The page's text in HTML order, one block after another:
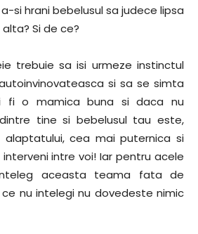
si hrani bebelusul sa judece lipsa
Si de ce?
trebuie sa isi urmeze instinctul
si sa se simta
fi o mamica buna si daca nu
tine si bebelusul tau este,
cea mai puternica si
intre voi! Iar pentru acele
aceasta teama fata de
nu intelegi nu dovedeste nimic